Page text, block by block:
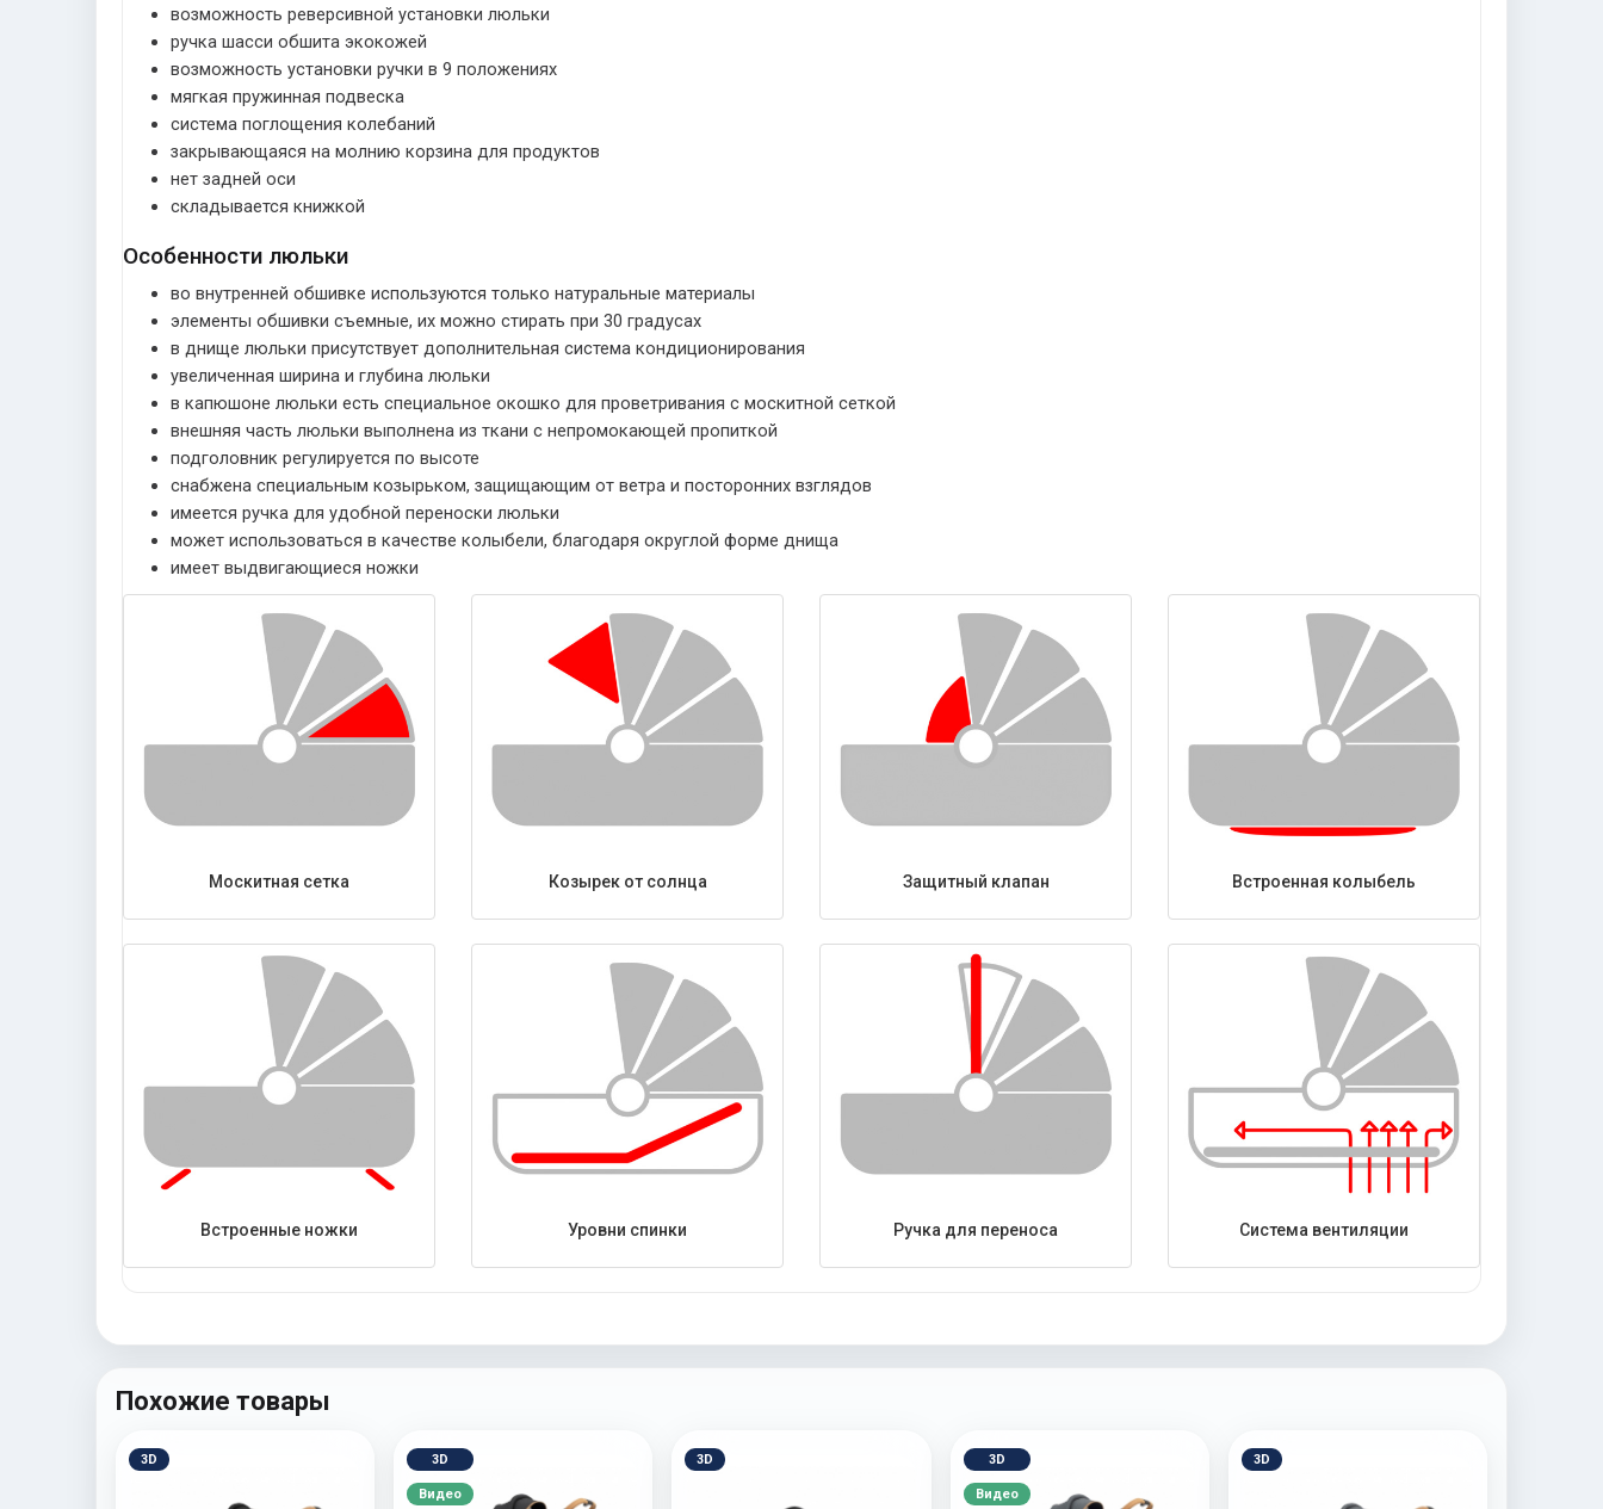
возможность реверсивной установки люльки
ручка шасси обшита экокожей
возможность установки ручки в 9 положениях
мягкая пружинная подвеска
система поглощения колебаний
закрывающаяся на молнию корзина для продуктов
нет задней оси
складывается книжкой
Особенности люльки
во внутренней обшивке используются только натуральные материалы
элементы обшивки съемные, их можно стирать при 30 градусах
в днище люльки присутствует дополнительная система кондиционирования
увеличенная ширина и глубина люльки
в капюшоне люльки есть специальное окошко для проветривания с москитной сеткой
внешняя часть люльки выполнена из ткани с непромокающей пропиткой
подголовник регулируется по высоте
снабжена специальным козырьком, защищающим от ветра и посторонних взглядов
имеется ручка для удобной переноски люльки
может использоваться в качестве колыбели, благодаря округлой форме днища
имеет выдвигающиеся ножки
Москитная сетка Козырек от солнца Защитный клапан Встроенная колыбель
Встроенные ножки Уровни спинки Ручка для переноса Система вентиляции
Похожие товары
3D 3D
Видео
3D 3D
Видео
3D